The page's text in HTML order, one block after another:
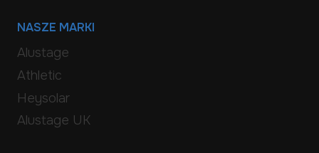
NASZE MARKI
Alustage
Athletic
Heysolar
Alustage UK